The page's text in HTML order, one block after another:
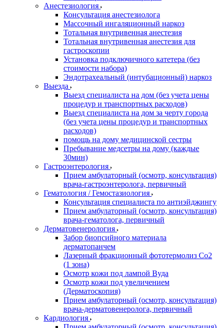
Анестезиология
Консультация анестезиолога
Массочный ингаляционный наркоз
Тотальная внутривенная анестезия
Тотальная внутривенная анестезия для
гастроскопии
Установка подключичного катетера (без
стоимости набора)
Эндотрахеальный (интубационный) наркоз
Выезда
Выезд специалиста на дом (без учета цены
процедур и транспортных расходов)
Выезд специалиста на дом за черту города
(без учета цены процедур и транспортных
расходов)
помощь на дому медицинской сестры
Пребывание медсетры на дому (каждые
30мин)
Гастроэнтерология
Прием амбулаторный (осмотр, консультация)
врача-гастроэнтеролога, первичный
Гематология / Гемостазиология
Консультация специалиста по антиэйджингу
Прием амбулаторный (осмотр, консультация)
врача-гематолога, первичный
Дерматовенерология
Забор биопсийного материала
дерматопанчем
Лазерный фракционный фототермолиз Со2
(1 зона)
Осмотр кожи под лампой Вуда
Осмотр кожи под увеличением
(Дерматоскопия)
Прием амбулаторный (осмотр, консультация)
врача-дерматовенеролога, первичный
Кардиология